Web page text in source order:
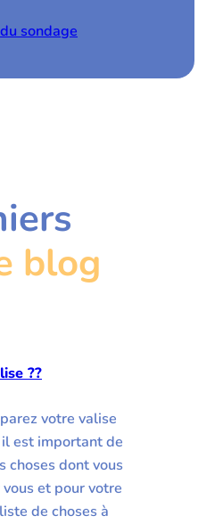
sondage
blog
??
votre valise
est important de
choses dont vous
et pour votre
de choses à